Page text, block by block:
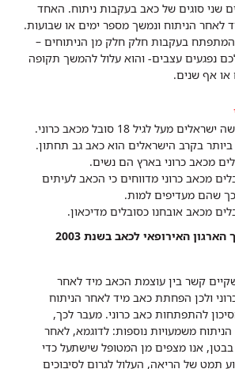
שני סוגים של כאב בעקבות ניתוח. האחד
לאחר הניתוח ונמשך מספר ימים או שבועות.
המתפתח בעקבות חלק חלק מן הניתוחים –
נפגעים עצבים- והוא עלול להמשך תקופה
או אף שנים.
ישראלים מעל לגיל 18 סובל מכאב כרוני.
בקרב הישראלים הוא כאב גב תחתון.
מכאב כרוני מדווחים כי הכאב לעיתים
שהם מעדיפים למות.
האירופאי לכאב בשנת 2003
שקיים קשר בין עוצמת הכאב מיד לאחר
ולכן הפחתת כאב מיד לאחר הניתוח
להתפתחות כאב כרוני. מעבר לכך,
משמעויות נוספות: לדוגמא, לאחר
אנו מצפים מן המטופל שישתעל כדי
תמט של הריאה, העלול לגרום לסיבוכים